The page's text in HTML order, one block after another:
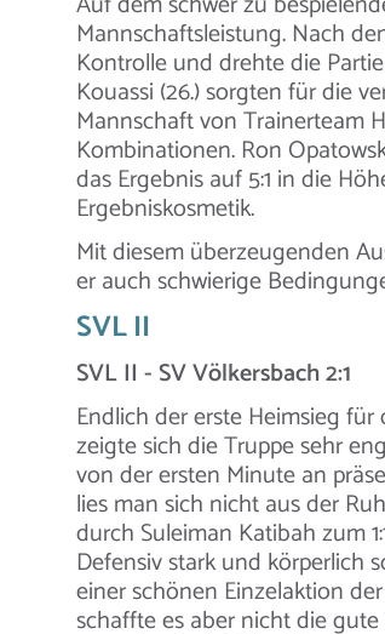
Mannschaftsleistung. Nach
Kontrolle und drehte die
Kouassi (26.) sorgten für die
Mannschaft von Trainerteam
Kombinationen. Ron
das Ergebnis auf 5:1 in die
Ergebniskosmetik.
Mit diesem überzeugenden
er auch schwierige
SVL II
SVL II - SV Völkersbach 2:1
Endlich der erste Heimsieg
zeigte sich die Truppe sehr
von der ersten Minute an
lies man sich nicht aus der
durch Suleiman Katibah zum
Defensiv stark und körperlich
einer schönen Einzelaktion
schaffte es aber nicht die